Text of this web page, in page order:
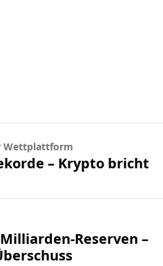
Wettplattform
– Krypto bricht
Reserven –